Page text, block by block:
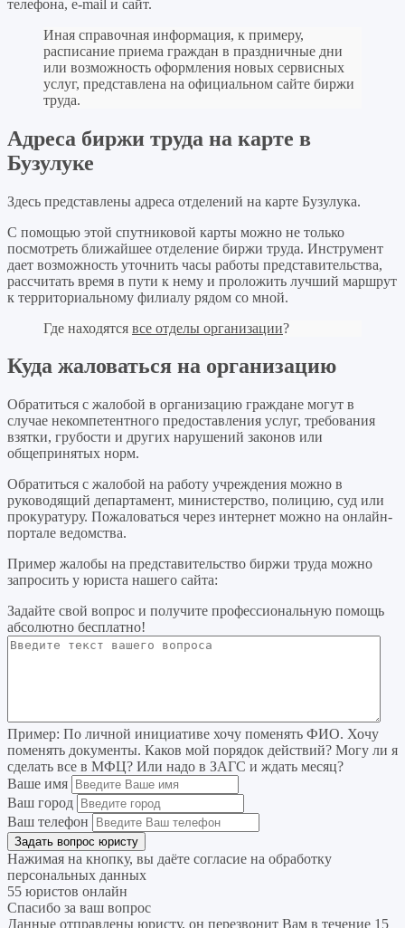
телефона, e-mail и сайт.
Иная справочная информация, к примеру,
расписание приема граждан в праздничные дни
или возможность оформления новых сервисных
услуг, представлена на официальном сайте биржи
труда.
Адреса биржи труда на карте в
Бузулуке
Здесь представлены адреса отделений на карте Бузулука.
С помощью этой спутниковой карты можно не только
посмотреть ближайшее отделение биржи труда. Инструмент
дает возможность уточнить часы работы представительства,
рассчитать время в пути к нему и проложить лучший маршрут
к территориальному филиалу рядом со мной.
Где находятся все отделы организации?
Куда жаловаться на организацию
Обратиться с жалобой в организацию граждане могут в
случае некомпетентного предоставления услуг, требования
взятки, грубости и других нарушений законов или
общепринятых норм.
Обратиться с жалобой на работу учреждения можно в
руководящий департамент, министерство, полицию, суд или
прокуратуру. Пожаловаться через интернет можно на онлайн-
портале ведомства.
Пример жалобы на представительство биржи труда можно
запросить у юриста нашего сайта:
Задайте свой вопрос и получите профессиональную помощь
абсолютно бесплатно!
Пример: По личной инициативе хочу поменять ФИО. Хочу
поменять документы. Каков мой порядок действий? Могу ли я
сделать все в МФЦ? Или надо в ЗАГС и ждать месяц?
Ваше имя
Ваш город
Ваш телефон
Нажимая на кнопку, вы даёте согласие на обработку
персональных данных
55 юристов онлайн
Спасибо за ваш вопрос
Данные отправлены юристу, он перезвонит Вам в течение 15